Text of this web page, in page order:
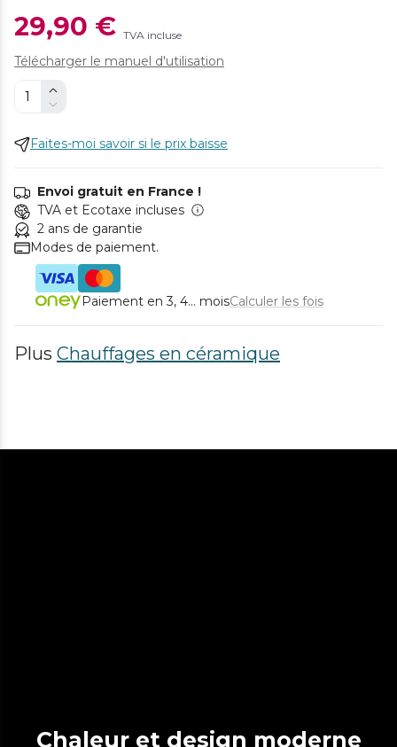
29,90 € TVA incluse
Télécharger le manuel d'utilisation
Faites-moi savoir si le prix baisse
Envoi gratuit en France !
TVA et Ecotaxe incluses
2 ans de garantie
Modes de paiement.
Paiement en 3, 4... moisCalculer les fois
Plus Chauffages en céramique
Chaleur et design moderne